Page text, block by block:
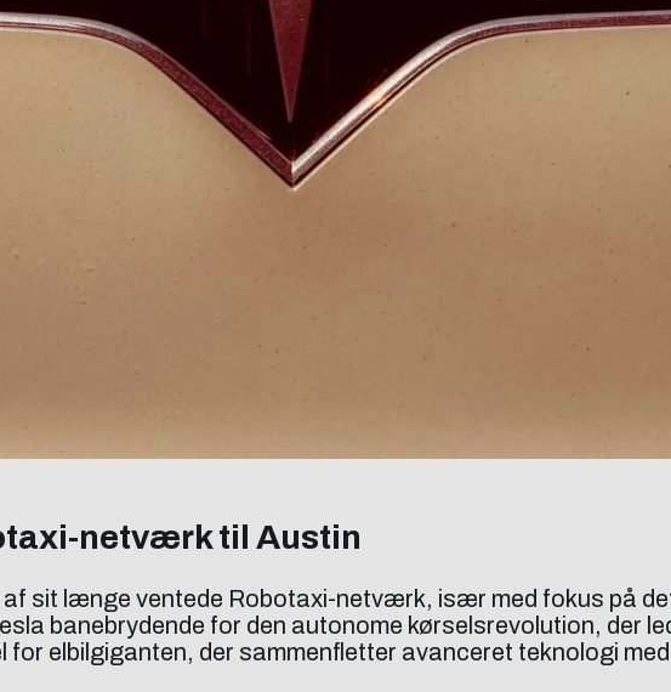
netværk til Austin
sit længe ventede Robotaxi-netværk, især med fokus på
banebrydende for den autonome kørselsrevolution, der
elbilgiganten, der sammenfletter avanceret teknologi